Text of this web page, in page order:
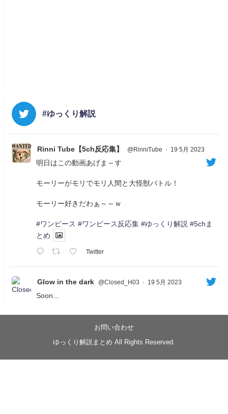
#ゆっくり解説
Rinni Tube【5ch反応集】 @RinniTube · 19 5月 2023
明日はこの動画あげま～す
モーリーがモリでモリ人間と大怪獣バトル！
モーリー好きだわぁ～～ｗ
#ワンピース #ワンピース反応集 #ゆっくり解説 #5chま
とめ
Twitter
Glow in the dark @Closed_H03 · 19 5月 2023
Soon...
【忍】ゆっくり季節性ドネート2021初夏22･23春/異世
界ファンタジー回解説【殺】～トリダ編
https://www.nicovideo.jp/watch/sm42161719
お問い合わせ
ゆっくり解説まとめ All Rights Reserved.